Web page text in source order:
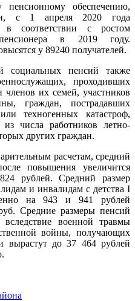
пенсионному обеспечению,
с 1 апреля 2020 года
соответствии с ростом
в 2019 году.
у 89240 получателей.
социальных пенсий также
проходивших
их семей, участников
граждан, пострадавших
техногенных катастроф,
числа работников летно-
других граждан.
расчетам, средний
повышения увеличится
рублей. Средний размер
и инвалидам с детства I
на 943 и 941 рублей
Средние размеры пенсий
военной травмы
войны, получающих
вырастут до 37 464 рублей